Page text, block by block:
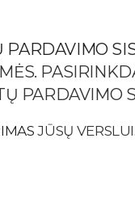
PARDAVIMO
PARDAVIMO
JŪSŲ VERSLUI.